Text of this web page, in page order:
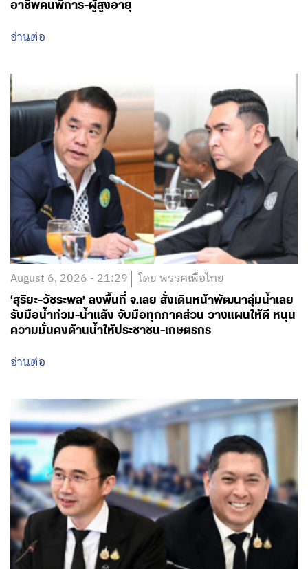
อาชีพคนพิการ-ผู้สูงอายุ
อ่านต่อ
August 6, 2026 - 21:29 โดย พรรคเพื่อไทย
‘สุริยะ-วัชระพล’ ลงพื้นที่ จ.เลย สั่งเดินหน้าพัฒนาลุ่มน้ำเลย
รับมือน้ำท่วม-น้ำแล้ง จับมือทุกภาคส่วน วางแผนให้ดี หนุน
ความมั่นคงด้านน้ำให้ประชาชน-เกษตรกร
อ่านต่อ